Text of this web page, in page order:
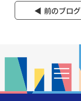
前のブログ